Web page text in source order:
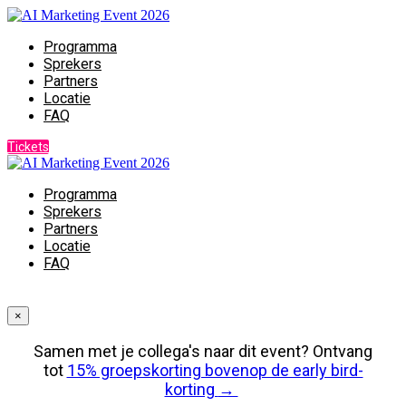
Programma
Sprekers
Partners
Locatie
FAQ
Tickets
Programma
Sprekers
Partners
Locatie
FAQ
×
Samen met je collega's naar dit event? Ontvang
tot 15% groepskorting bovenop de early bird-
korting →